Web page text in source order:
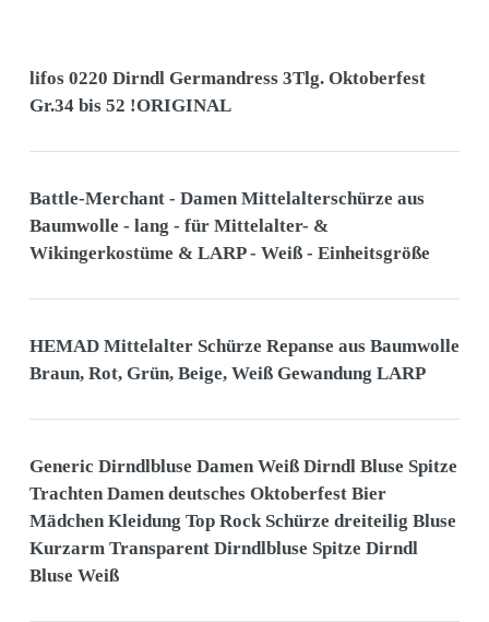
lifos 0220 Dirndl Germandress 3Tlg. Oktoberfest
Gr.34 bis 52 !ORIGINAL
Battle-Merchant - Damen Mittelalterschürze aus
Baumwolle - lang - für Mittelalter- &
Wikingerkostüme & LARP - Weiß - Einheitsgröße
HEMAD Mittelalter Schürze Repanse aus Baumwolle
Braun, Rot, Grün, Beige, Weiß Gewandung LARP
Generic Dirndlbluse Damen Weiß Dirndl Bluse Spitze
Trachten Damen deutsches Oktoberfest Bier
Mädchen Kleidung Top Rock Schürze dreiteilig Bluse
Kurzarm Transparent Dirndlbluse Spitze Dirndl
Bluse Weiß